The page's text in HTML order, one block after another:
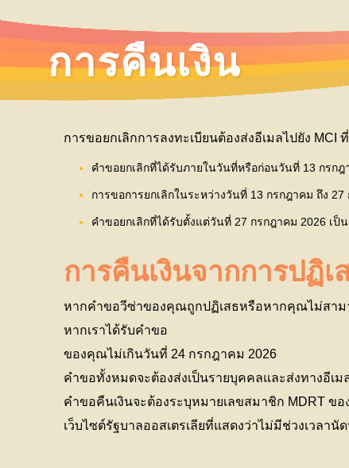
การคืนเงิน
การขอยกเลิกการลงทะเบียนต้องส่งอีเมลไปยัง MCI ที่
คำขอยกเลิกที่ได้รับภายในวันที่หรือก่อนวันที่ 13 กรกฎ
การขอการยกเลิกในระหว่างวันที่ 13 กรกฎาคม ถึง
คำขอยกเลิกที่ได้รับตั้งแต่วันที่ 27 กรกฎาคม 2026 เป็
การคืนเงินจากการปฏิเ
หากคำขอวีซ่าของคุณถูกปฏิเสธหรือหากคุณไม่สาม
หากเราได้รับคำขอ
ของคุณไม่เกินวันที่ 24 กรกฎาคม 2026
คำขอทั้งหมดจะต้องส่งเป็นรายบุคคลและส่งทางอีเม
คำขอคืนเงินจะต้องระบุหมายเลขสมาชิก MDRT ข
เว็บไซต์รัฐบาลออสเตรเลียที่แสดงว่าไม่มีช่วงเวล